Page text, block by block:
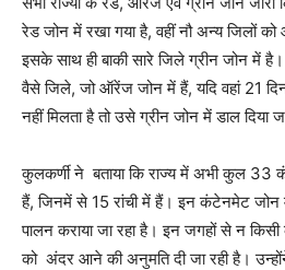
रेड जोन में रखा गया है, वहीं नौ अन्य जिलों
इसके साथ ही बाकी सारे जिले ग्रीन जोन में
वैसे जिले, जो ऑरेंज जोन में हैं, यदि वहां 21
नहीं मिलता है तो उसे ग्रीन जोन में डाल दिया
कुलकर्णी ने बताया कि राज्य में अभी कुल 33
हैं, जिनमें से 15 रांची में हैं। इन कंटेनमेट
पालन कराया जा रहा है। इन जगहों से न
को अंदर आने की अनुमति दी जा रही है।